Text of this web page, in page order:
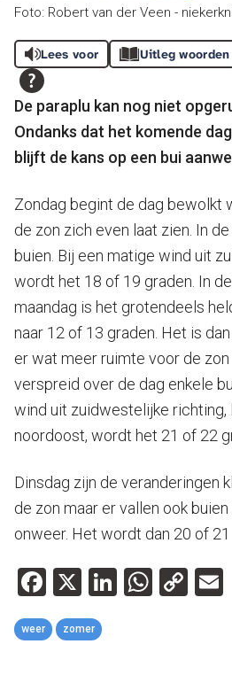
Foto: Robert van der Veen -
Lees voor Uitleg woorden
De paraplu kan nog niet
Ondanks dat het komende
blijft de kans op een bui
Zondag begint de dag bewolkt
de zon zich even laat zien. In
buien. Bij een matige wind uit
wordt het 18 of 19 graden. In
maandag is het grotendeels
naar 12 of 13 graden. Het is
er wat meer ruimte voor de
verspreid over de dag enkele
wind uit zuidwestelijke richting,
noordoost, wordt het 21 of 22
Dinsdag zijn de veranderingen
de zon maar er vallen ook
onweer. Het wordt dan 20 of 21
Facebook
X LinkedIn
weer zomer